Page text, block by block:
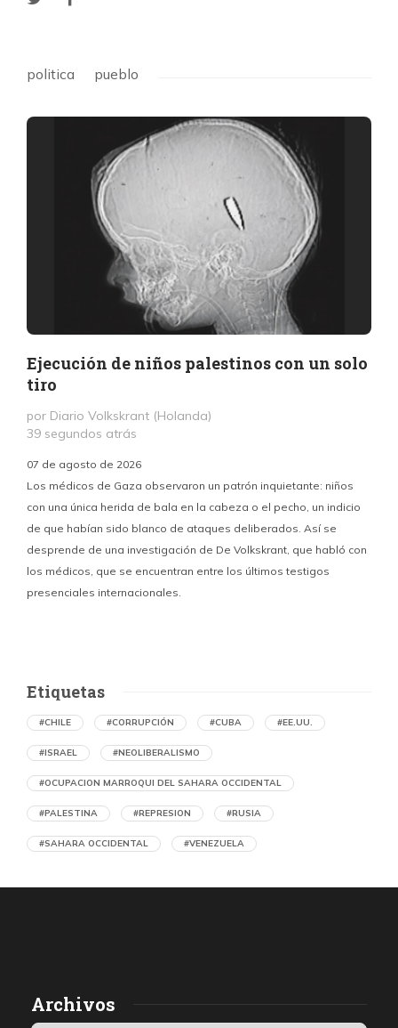
politica pueblo
Ejecución de niños palestinos con un solo
tiro
por Diario Volkskrant (Holanda)
39 segundos atrás
07 de agosto de 2026
Los médicos de Gaza observaron un patrón inquietante: niños
con una única herida de bala en la cabeza o el pecho, un indicio
de que habían sido blanco de ataques deliberados. Así se
desprende de una investigación de De Volkskrant, que habló con
los médicos, que se encuentran entre los últimos testigos
presenciales internacionales.
Ejecución de niños palestinos con un solo
con una única herida de bala en la cabeza o el pecho, un indicio
de que habían sido blanco de ataques deliberados. Así se
Etiquetas
#CHILE #CORRUPCIÓN #CUBA #EE.UU.
#ISRAEL #NEOLIBERALISMO
#OCUPACION MARROQUI DEL SAHARA OCCIDENTAL
#PALESTINA #REPRESION #RUSIA
#SAHARA OCCIDENTAL #VENEZUELA
Archivos